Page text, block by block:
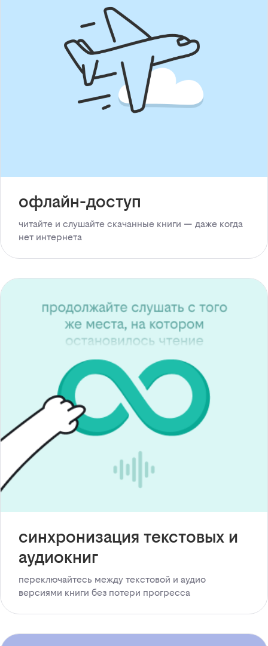
офлайн-доступ
читайте и слушайте скачанные книги — даже когда
нет интернета
синхронизация текстовых и
аудиокниг
переключайтесь между текстовой и аудио
версиями книги без потери прогресса